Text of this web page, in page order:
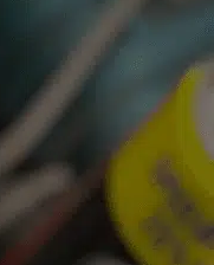
סנן לפי מחיר